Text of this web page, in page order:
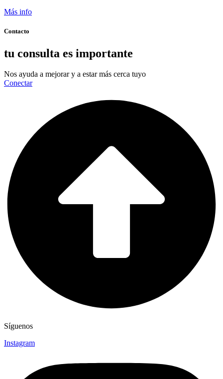
Más info
Contacto
tu consulta es importante
Nos ayuda a mejorar y a estar más cerca tuyo
Conectar
Síguenos
Instagram